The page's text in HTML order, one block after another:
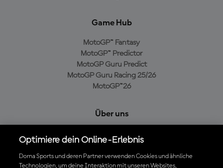
Game Hub
MotoGP™ Fantasy
MotoGP™ Predictor
MotoGP Guru Predict
MotoGP Guru Racing 25/26
MotoGP™26
Über uns
Cookie-Richtlinien
Geschäftsbedingungen
Optimiere dein Online-Erlebnis
Dorna Sports und deren Partner verwenden Cookies und ähnliche
Technologien, um deine Interaktion mit unseren Websites,